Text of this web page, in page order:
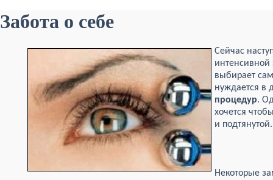
Забота о себе
Сейчас
выбирает
нуждается в
процедур.
хочется
и подтянутой.
Некоторые